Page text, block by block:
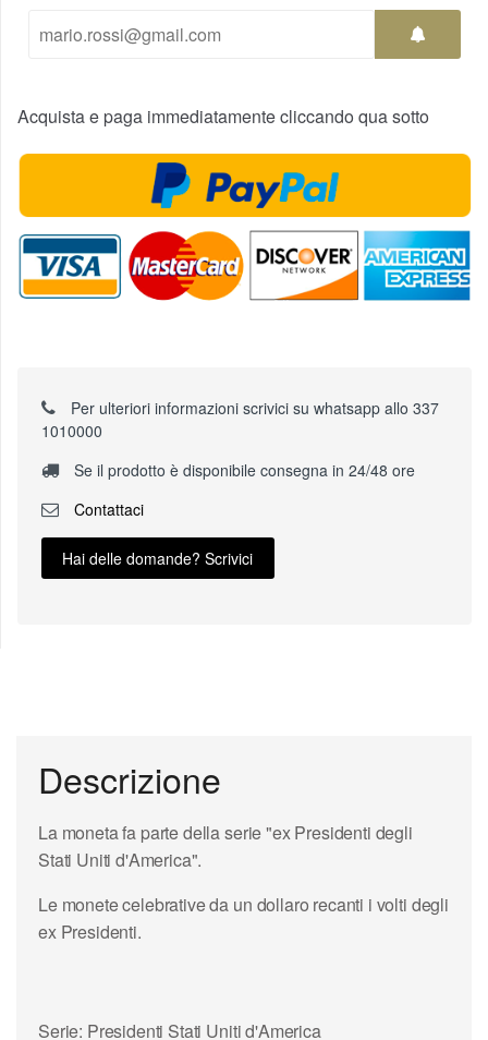
Acquista e paga immediatamente cliccando qua sotto
Per ulteriori informazioni scrivici su whatsapp allo 337
1010000
Se il prodotto è disponibile consegna in 24/48 ore
Contattaci
Hai delle domande? Scrivici
Descrizione
La moneta fa parte della serie "ex Presidenti degli
Stati Uniti d'America".
Le monete celebrative da un dollaro recanti i volti degli
ex Presidenti.
Serie: Presidenti Stati Uniti d'America